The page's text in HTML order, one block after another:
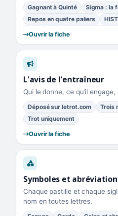
Gagnant à Quinté
Sigma : la
Repos en quatre paliers
Ouvrir la fiche
L'avis de l'entraîneur
Qui le donne, ce qu'il
Déposé sur letrot.com
Trois
Trot uniquement
Ouvrir la fiche
Symboles et
Chaque pastille et chaque
nom en toutes lettres.